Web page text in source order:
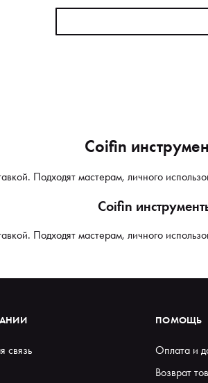
Coifin
Подходят мастерам, личного
Coifin
Подходят мастерам, личного
связь
ПОМОЩЬ
Оплата и
Возврат